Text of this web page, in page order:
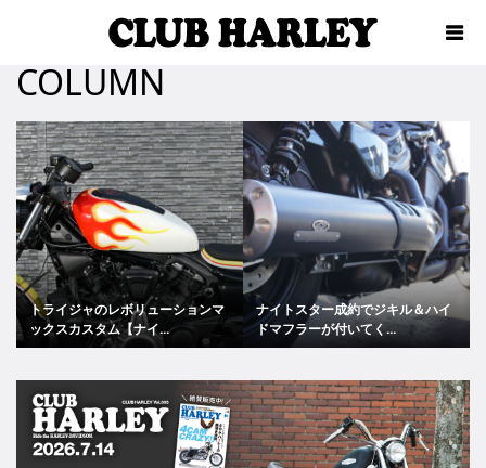
COLUMN
トライジャのレボリューションマ
ックスカスタム【ナイ...
ナイトスター成約でジキル＆ハイ
ドマフラーが付いてく...